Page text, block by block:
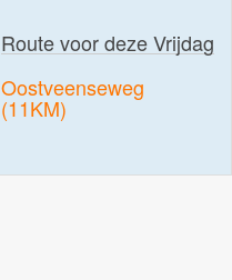
Route voor deze Vrijdag
Oostveenseweg
(11KM)